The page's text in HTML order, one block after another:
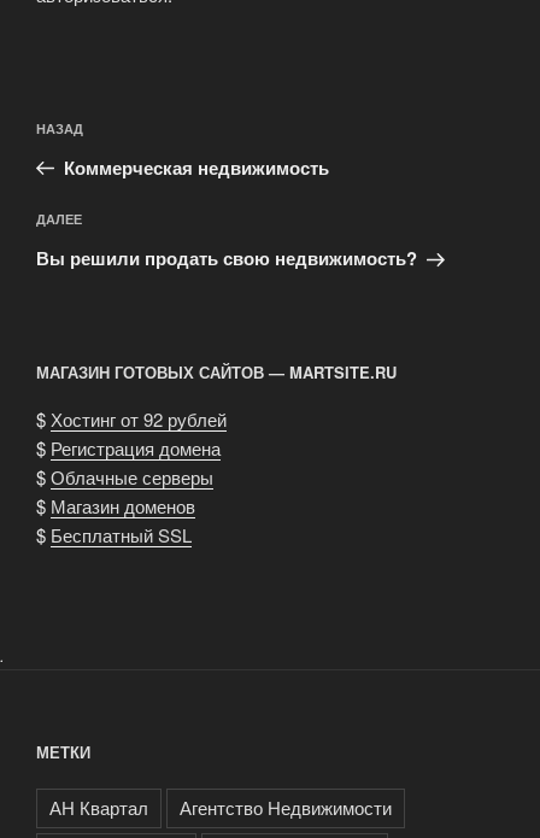
по
записям
Предыдущая
запись:
НАЗАД
Коммерческая недвижимость
Следующая
запись
ДАЛЕЕ
Вы решили продать свою недвижимость?
МАГАЗИН ГОТОВЫХ САЙТОВ — MARTSITE.RU
$ Хостинг от 92 рублей
$ Регистрация домена
$Облачные серверы
$ Магазин доменов
$ Бесплатный SSL
.
МЕТКИ
АН Квартал
Агентство Недвижимости